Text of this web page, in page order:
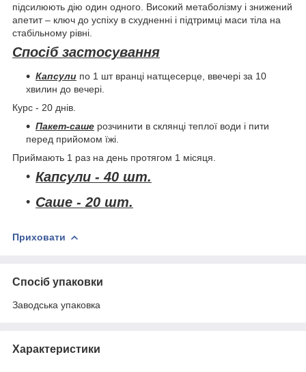
підсилюють дію один одного. Високий метаболізму і знижений
апетит – ключ до успіху в схудненні і підтримці маси тіла на
стабільному рівні.
Спосіб застосування
Капсули по 1 шт вранці натщесерце, ввечері за 10
хвилин до вечері.
Курс - 20 днів.
Пакет-саше розчинити в склянці теплої води і пити
перед прийомом їжі.
Приймають 1 раз на день протягом 1 місяця.
Капсули - 40 шт.
Саше - 20 шт.
Приховати
Спосіб упаковки
Заводська упаковка
Характеристики